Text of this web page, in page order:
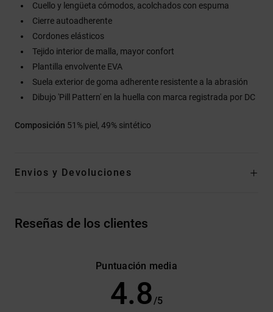
Cuello y lengüeta cómodos, acolchados con espuma
Cierre autoadherente
Cordones elásticos
Tejido interior de malla, mayor confort
Plantilla envolvente EVA
Suela exterior de goma adherente resistente a la abrasión
Dibujo 'Pill Pattern' en la huella con marca registrada por DC
Composición 51% piel, 49% sintético
Envios y Devoluciones
Reseñas de los clientes
Puntuación media
4.8 /5